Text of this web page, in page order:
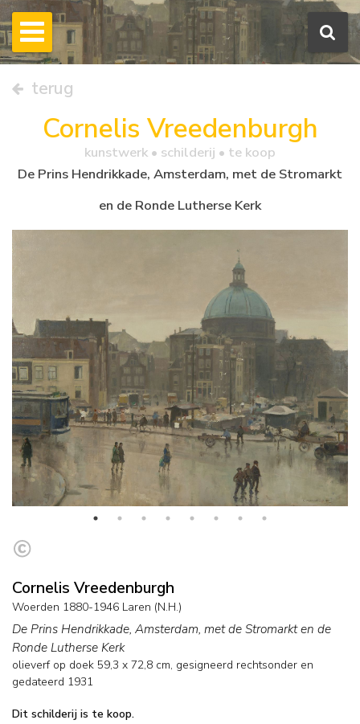
terug
Cornelis Vreedenburgh
kunstwerk • schilderij • te koop
De Prins Hendrikkade, Amsterdam, met de Stromarkt
en de Ronde Lutherse Kerk
Cornelis Vreedenburgh
Woerden 1880-1946 Laren (N.H.)
De Prins Hendrikkade, Amsterdam, met de Stromarkt en de
Ronde Lutherse Kerk
olieverf op doek 59,3 x 72,8 cm, gesigneerd rechtsonder en
gedateerd 1931
Dit schilderij is te koop.